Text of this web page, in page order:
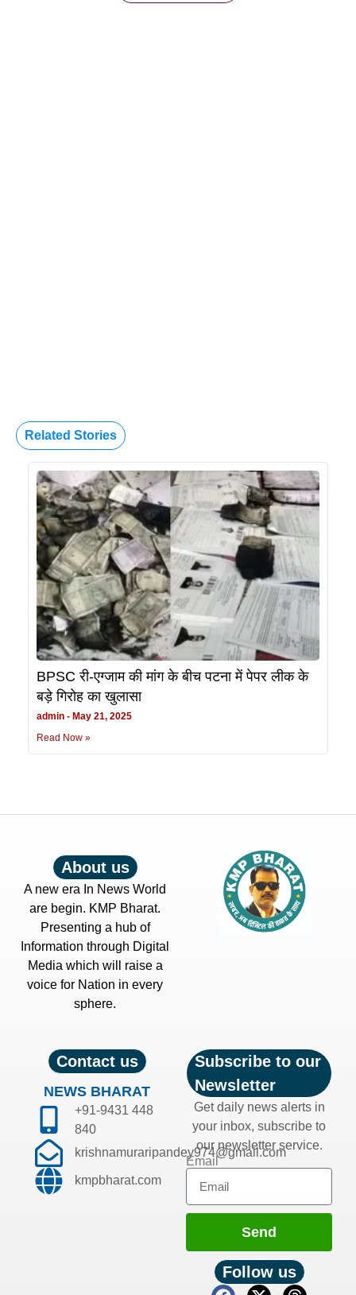
Related Stories
BPSC री-एग्जाम की मांग के बीच पटना में पेपर लीक के
बड़े गिरोह का खुलासा
admin
May 21, 2025
Read Now »
About us
A new era In News World
are begin. KMP Bharat.
Presenting a hub of
Information through Digital
Media which will raise a
voice for Nation in every
sphere.
Contact us
NEWS BHARAT
+91-9431 448
840
krishnamuraripandey974@gmail.com
kmpbharat.com
Subscribe to our
Newsletter
Get daily news alerts in
your inbox, subscribe to
our newsletter service.
Email
Send
Follow us